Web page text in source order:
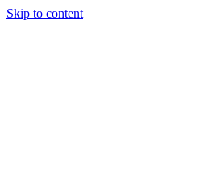
Skip to content